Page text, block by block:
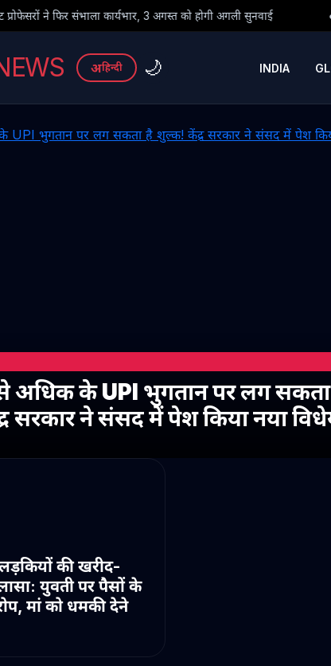
3 अगस्त को होगी अगली सुनवाई ● ओडिशा में बाढ़ का कहर: क्या
अहिन्दी 🌙 INDIA
अधिक के UPI भुगतान पर लग
सरकार ने संसद में पेश किया नया
की खरीद-
युवती पर पैसों के
मां को धमकी देने